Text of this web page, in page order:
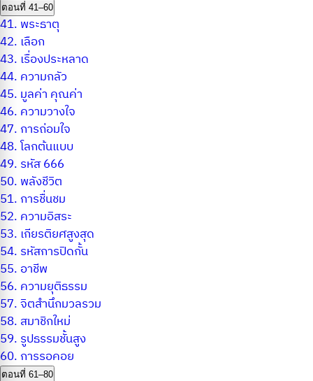
ตอนที่ 41–60
41. พระธาตุ
42. เลือก
43. เรื่องประหลาด
44. ความกลัว
45. มูลค่า คุณค่า
46. ความวางใจ
47. การถ่อมใจ
48.โลกต้นแบบ
49. รหัส 666
50. พลังชีวิต
51. การชื่นชม
52. ความอิสระ
53. เกียรติยศสูงสุด
54. รหัสการปิดกั้น
55. อาชีพ
56. ความยุติธรรม
57.จิตสำนึกมวลรวม
58. สมาชิกใหม่
59. รูปธรรมชั้นสูง
60. การรอคอย
ตอนที่ 61–80